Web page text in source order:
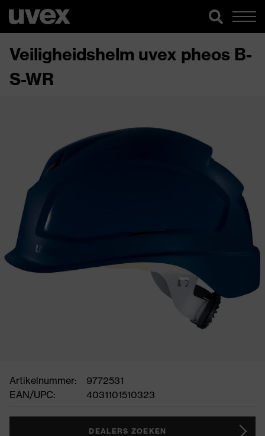
Veiligheidshelm uvex pheos B-
S-WR
Artikelnummer:
9772531
EAN/UPC:
4031101510323
DEALERS ZOEKEN